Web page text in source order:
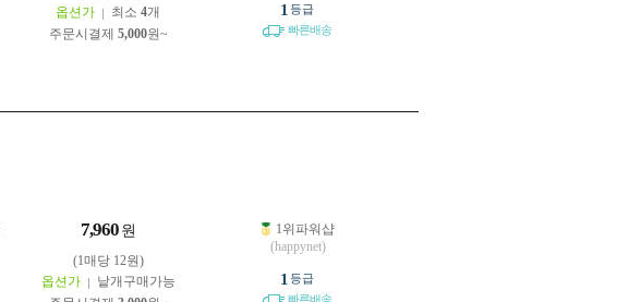
옵션가
최소 4개
주문시결제 5,000원~
1 등급
빠른배송
7,960 원
(1매당 12원)
옵션가
낱개구매가능
1위파워샵
(happynet)
1 등급
빠른배송